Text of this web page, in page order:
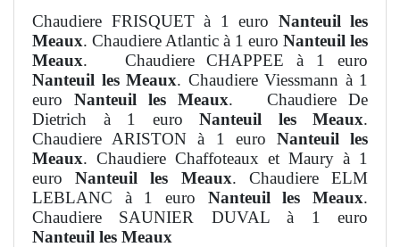
Chaudiere FRISQUET à 1 euro Nanteuil les
Meaux. Chaudiere Atlantic à 1 euro Nanteuil les
Meaux. Chaudiere CHAPPEE à 1 euro
Nanteuil les Meaux. Chaudiere Viessmann à 1
euro Nanteuil les Meaux. Chaudiere De
Dietrich à 1 euro Nanteuil les Meaux.
Chaudiere ARISTON à 1 euro Nanteuil les
Meaux. Chaudiere Chaffoteaux et Maury à 1
euroNanteuil les Meaux. Chaudiere ELM
LEBLANC à 1 euro Nanteuil les Meaux.
Chaudiere SAUNIER DUVAL à 1 euro
Nanteuil les Meaux